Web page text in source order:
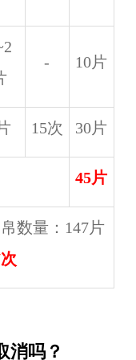
- 10片
15次 30片
45片
数量：147片
消吗？